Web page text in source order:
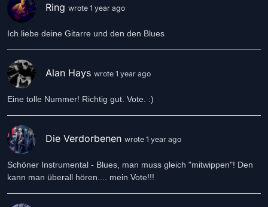
Ring wrote 1 year ago
Ich liebe deine Gitarre und den den Blues
Alan Hays wrote 1 year ago
Eine tolle Nummer! Richtig gut. Vote. :)
Die Verdorbenen wrote 1 year ago
Schöner Instrumental - Blues, man muss gleich "mitwippen"! Den
kann man überall hören.... mein Vote!!!